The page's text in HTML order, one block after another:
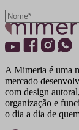
A Mimeria é uma
mercado
com design
organização e
o dia a dia de